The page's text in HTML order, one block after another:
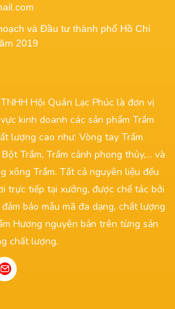
và Đầu tư thành phố Hồ Chí
2019
Hội Quán Lạc Phúc là đơn vị
kinh doanh các sản phẩm Trầm
lượng cao như: Vòng tay Trầm
Trầm, Trầm cảnh phong thủy,... và
xông Trầm. Tất cả nguyên liệu đều
trực tiếp tại xưởng, được chế tác bởi
bảo mẫu mã đa dạng, chất lượng
Hương nguyên bản trên từng sản
chất lượng.